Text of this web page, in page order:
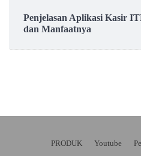
Penjelasan Aplikasi Kasir
dan Manfaatnya
PRODUK Youtube